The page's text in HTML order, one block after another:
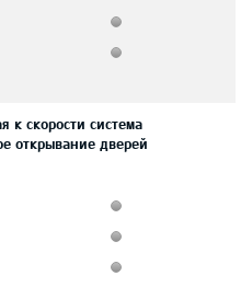
к скорости система
открывание дверей